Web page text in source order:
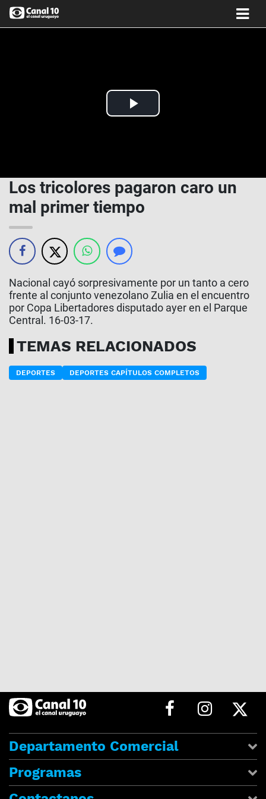
Play
Los tricolores pagaron caro un
mal primer tiempo
Nacional cayó sorpresivamente por un tanto a cero
frente al conjunto venezolano Zulia en el encuentro
por Copa Libertadores disputado ayer en el Parque
Central. 16-03-17.
TEMAS RELACIONADOS
DEPORTES DEPORTES CAPÍTULOS COMPLETOS
Departamento Comercial
Programas